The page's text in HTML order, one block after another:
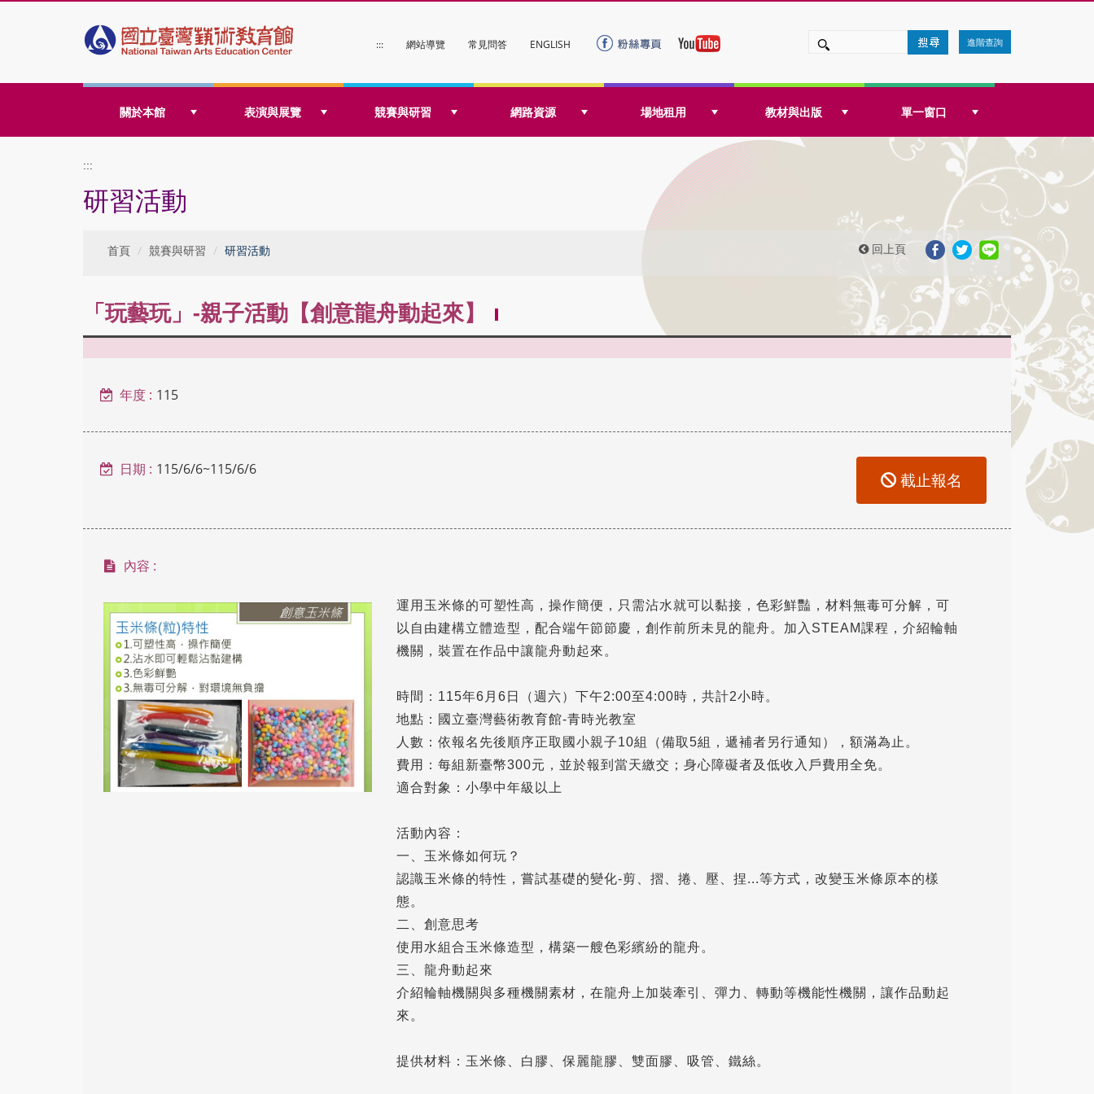
跳
主
區
::: 網站導覽 常見問答 ENGLISH 進階查詢
關於本館 表演與展覽 競賽與研習 網路資源 場地租用 教材與出版 單一窗口
:::
研習活動
首頁 競賽與研習 研習活動 回上頁
「玩藝玩」-親子活動【創意龍舟動起來】
年度 : 115
日期 : 115/6/6~115/6/6 截止報名
內容 :
運用玉米條的可塑性高，操作簡便，只需沾水就可以黏接，色彩鮮豔，材料無毒可分解，可
以自由建構立體造型，配合端午節節慶，創作前所未見的龍舟。加入STEAM課程，介紹輪軸
機關，裝置在作品中讓龍舟動起來。
時間：115年6月6日（週六）下午2:00至4:00時，共計2小時。
地點：國立臺灣藝術教育館-青時光教室
人數：依報名先後順序正取國小親子10組（備取5組，遞補者另行通知），額滿為止。
費用：每組新臺幣300元，並於報到當天繳交；身心障礙者及低收入戶費用全免。
適合對象：小學中年級以上
活動內容：
一、玉米條如何玩？
認識玉米條的特性，嘗試基礎的變化-剪、摺、捲、壓、捏...等方式，改變玉米條原本的樣
態。
二、創意思考
使用水組合玉米條造型，構築一艘色彩繽紛的龍舟。
三、龍舟動起來
介紹輪軸機關與多種機關素材，在龍舟上加裝牽引、彈力、轉動等機能性機關，讓作品動起
來。
提供材料：玉米條、白膠、保麗龍膠、雙面膠、吸管、鐵絲。